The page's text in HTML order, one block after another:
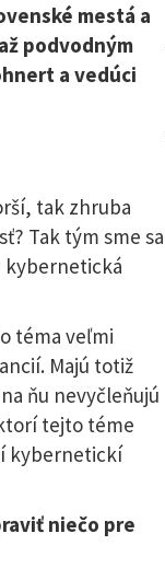
mestá a
podvodným
a vedúci
tak zhruba
Tak tým sme sa
kybernetická
téma veľmi
Majú totiž
ňu nevyčleňujú
tejto téme
kybernetickí
niečo pre